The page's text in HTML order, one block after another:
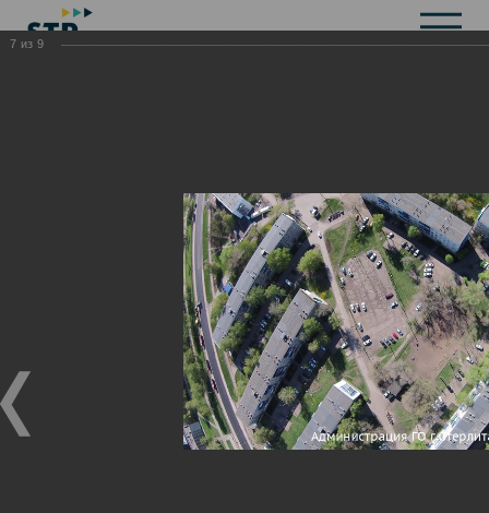
Справочная информация
Территориальные органы и представительства
Актуальная информация Открытые данные
Строительство
Жилищно-коммунальное хозяйство
Инвестиционная привлекательность
7 из 9